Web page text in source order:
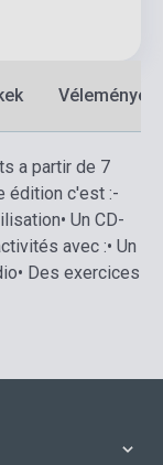
Vélemények
a partir de 7
édition c'est :-
• Un CD-
avec :• Un
• Des exercices